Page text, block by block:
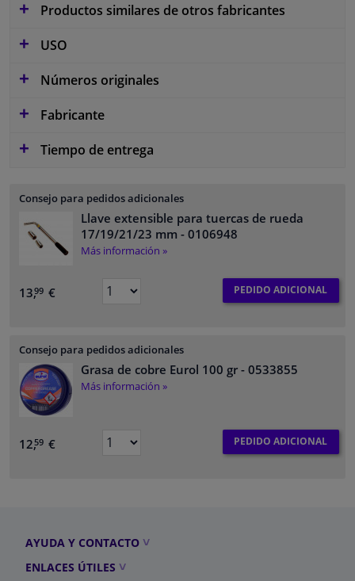
Productos similares de otros fabricantes
USO
Números originales
Fabricante
Tiempo de entrega
Consejo para pedidos adicionales
Llave extensible para tuercas de rueda
17/19/21/23 mm - 0106948
Más información »
13,99 € PEDIDO ADICIONAL
Consejo para pedidos adicionales
Grasa de cobre Eurol 100 gr - 0533855
Más información »
12,59 € PEDIDO ADICIONAL
AYUDA Y CONTACTO
ENLACES ÚTILES